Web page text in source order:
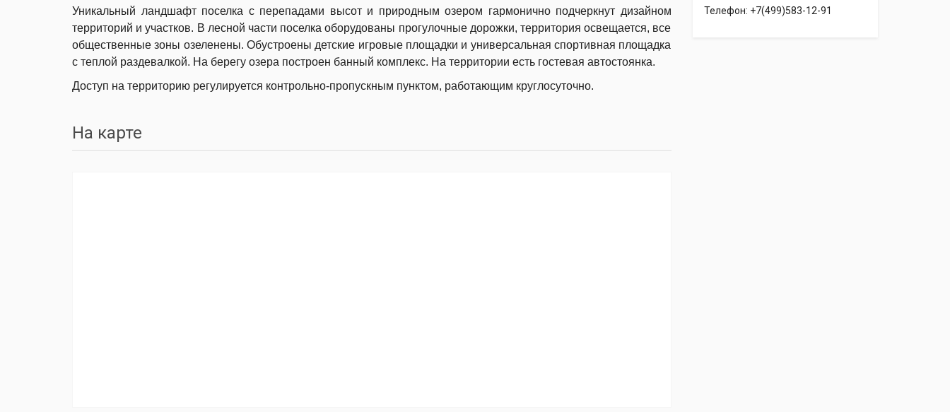
Уникальный ландшафт поселка с перепадами высот и природным озером гармонично подчеркнут дизайном
территорий и участков. В лесной части поселка оборудованы прогулочные дорожки, территория освещается, все
общественные зоны озеленены. Обустроены детские игровые площадки и универсальная спортивная площадка
с теплой раздевалкой. На берегу озера построен банный комплекс. На территории есть гостевая автостоянка.
Доступ на территорию регулируется контрольно-пропускным пунктом, работающим круглосуточно.
На карте
Телефон: +7(499)583-12-91